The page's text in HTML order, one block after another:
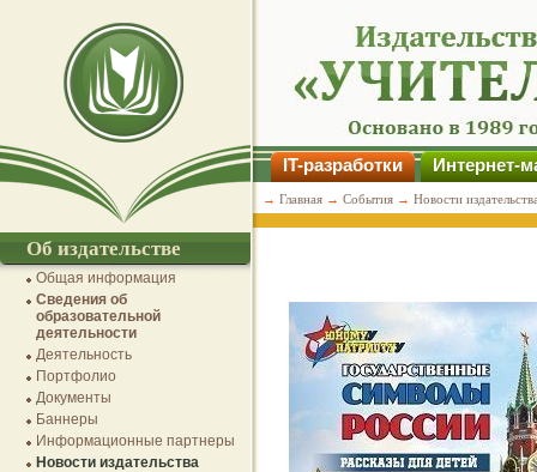
IT-разработки Интернет-
→ Главная → События → Новости
Об издательстве
Общая информация
Сведения об
образовательной
деятельности
Деятельность
Портфолио
Документы
Баннеры
Информационные партнеры
Новости издательства